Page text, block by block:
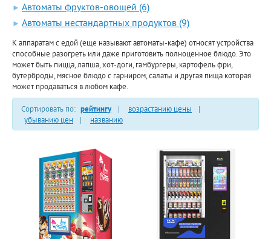
► Автоматы фруктов-овощей (6)
► Автоматы нестандартных продуктов (9)
К аппаратам с едой (еще называют автоматы-кафе) относят устройства
способные разогреть или даже приготовить полноценное блюдо. Это
может быть пицца, лапша, хот-доги, гамбургеры, картофель фри,
бутерброды, мясное блюдо с гарниром, салаты и другая пища которая
может продаваться в любом кафе.
Сортировать по: рейтингу | возрастанию цены
|
убыванию цен
| названию